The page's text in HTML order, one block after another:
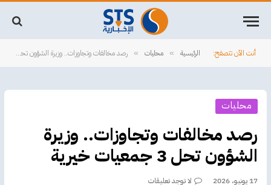
أنت الآن تتصفح: الرئيسية » محليات » رصد مخالفات وتجاوزات.. وزيرة الشؤون تحل 3 جمعيات خيرية
محليات
رصد مخالفات وتجاوزات.. وزيرة
الشؤون تحل 3 جمعيات خيرية
17 يونيو، 2026 لا توجد تعليقات